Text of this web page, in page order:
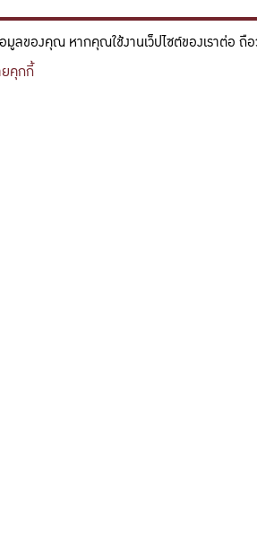
อบ ขับเคลื่อนความสำเร็จที่ยั่งยืน และจุด
sustainable success, and ignite creativity for a
มูลของคุณ หากคุณใช้งานเว็ปไซต์ของเราต่อ
ยคุกกี้